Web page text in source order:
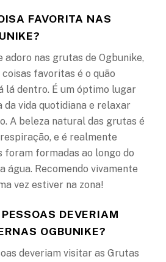
FAVORITA NAS
adoro nas grutas de Ogbunike,
coisas favoritas é o quão
lá dentro. É um óptimo lugar
vida quotidiana e relaxar
A beleza natural das grutas é
e é realmente
foram formadas ao longo do
água. Recomendo vivamente
vez estiver na zona!
DEVERIAM
OGBUNIKE?
deveriam visitar as Grutas